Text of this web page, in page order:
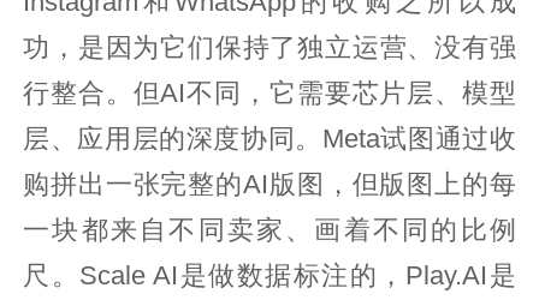
功，是因为它们保持了独立运营、没有强
行整合。但AI不同，它需要芯片层、模型
层、应用层的深度协同。Meta试图通过收
购拼出一张完整的AI版图，但版图上的每
一块都来自不同卖家、画着不同的比例
尺。Scale AI是做数据标注的，Play.AI是